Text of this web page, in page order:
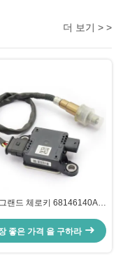
더 보기 > >
랜드 체로키 68146140AC
좋은 가격 을 구하라